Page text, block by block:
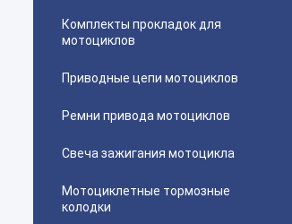
Комплекты прокладок для
мотоциклов
Приводные цепи мотоциклов
Ремни привода мотоциклов
Свеча зажигания мотоцикла
Мотоциклетные тормозные
колодки